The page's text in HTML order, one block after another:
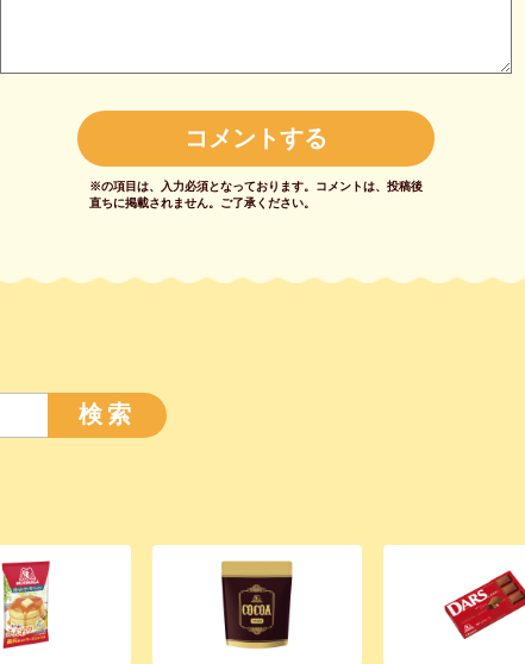
※の項目は、入力必須となっております。 コメントは、投稿後
直ちに掲載されません。 ご了承ください。
検索